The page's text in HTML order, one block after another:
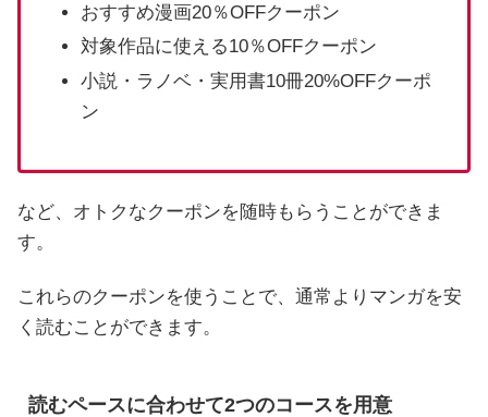
おすすめ漫画20％OFFクーポン
対象作品に使える10％OFFクーポン
小説・ラノベ・実用書10冊20%OFFクーポ
ン
など、オトクなクーポンを随時もらうことができま
す。
これらのクーポンを使うことで、通常よりマンガを安
く読むことができます。
読むペースに合わせて2つのコースを用意